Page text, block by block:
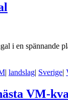
i en spännande
| landslag| Sverige|
VM-